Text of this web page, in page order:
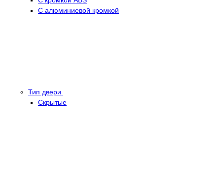
С алюминиевой кромкой
Тип двери
Скрытые